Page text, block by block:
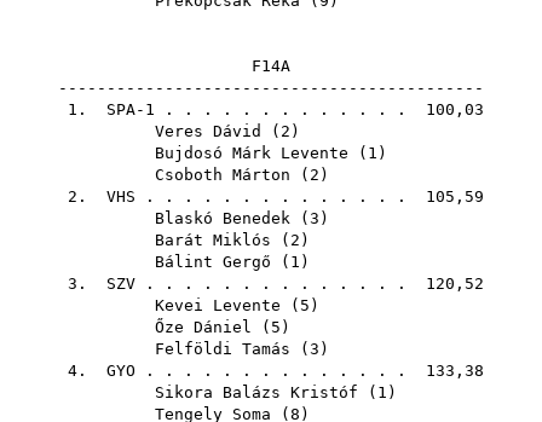
F14A
--------------------------------------------
1. SPA-1 . . . . . . . . . . . . . 100,03
Veres Dávid
( 2 )
Bujdosó Márk Levente ( 1 )
Csoboth Márton ( 2 )
2. VHS . . . . . . . . . . . . . . 105,59
Blaskó Benedek ( 3 )
Barát Miklós ( 2 )
Bálint Gergő ( 1 )
3. SZV . . . . . . . . . . . . . . 120,52
Kevei Levente ( 5 )
Őze Dániel ( 5 )
Felföldi Tamás ( 3 )
4. GYO . . . . . . . . . . . . . . 133,38
Sikora Balázs Kristóf ( 1 )
Tengely Soma ( 8 )